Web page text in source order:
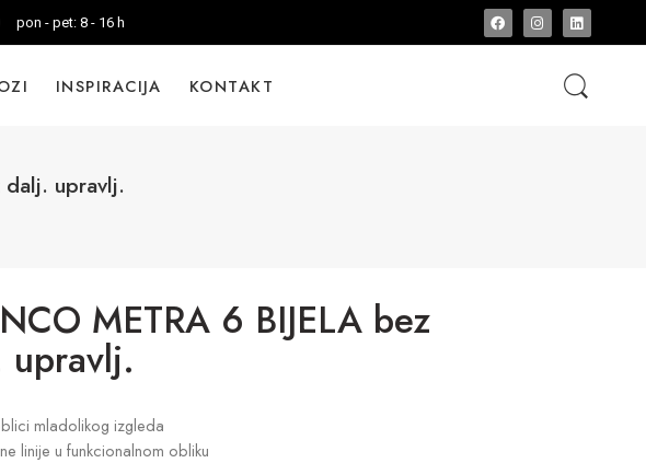
pon - pet: 8 - 16 h
INSPIRACIJA KONTAKT
dalj. upravlj.
METRA 6 BIJELA bez
upravlj.
mladolikog izgleda
linije u funkcionalnom obliku